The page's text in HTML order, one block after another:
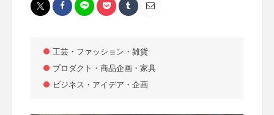
工芸・ファッション・雑貨
プロダクト・商品企画・家具
ビジネス・アイデア・企画